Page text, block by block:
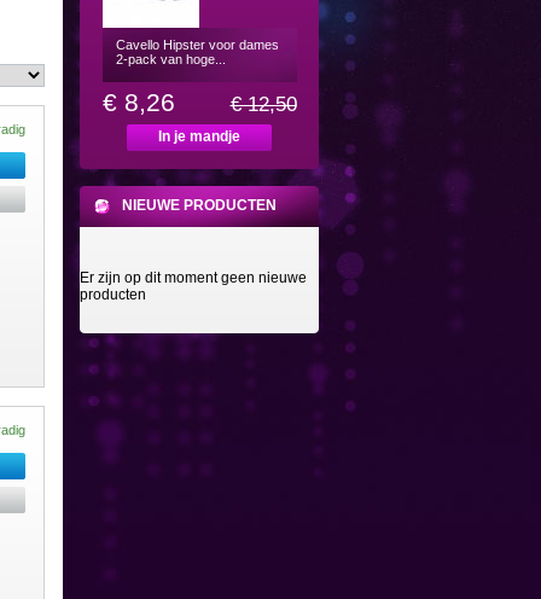
Cavello Hipster voor dames
2-pack van hoge...
€ 8,26 € 12,50
In je mandje
NIEUWE PRODUCTEN
Er zijn op dit moment geen nieuwe
producten